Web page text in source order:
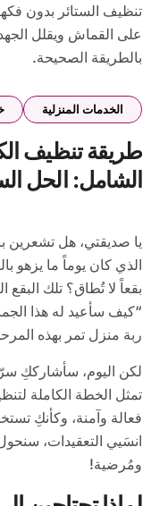
تنظيف الستائر بدون
على القماش ويقلل
بالطريقة الصحيحة.
الخدمات المنزلية
طريقة تنظيف
الشامل: الحل
يا صديقتي، هل تشعرين بالإحباط عندما تلاحظين أن كنبتك الفاتح،
الذي كان يوماً ما يزهو
بقعاً لا تُطاق؟ تلك
“كيف سأعيد له هذا
ربة منزل تمر بهذه
لكن اليوم، سأشارككِ
تمثل الخطة الكاملة
فعالة وآمنة، وكأنكِ
انسَيي التعقيدات،
ومُرضية!